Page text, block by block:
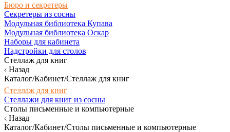
Бюро и секретеры
Секретеры из сосны
Модульная библиотека Купава
Модульная библиотека Оскар
Наборы для кабинета
Надстройки для столов
Стеллаж для книг
Назад
Каталог/Кабинет/Стеллаж для книг
Стеллаж для книг
Стеллажи для книг из сосны
Столы письменные и компьютерные
Назад
Каталог/Кабинет/Столы письменные и компьютерные